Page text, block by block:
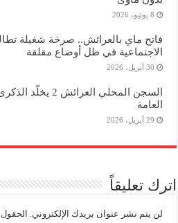
8 يونيو، 2026
فاتح ماي بالعرائش.. صرخة شغيلة
الاجتماعية في ظل أوضاع مقلقة
30 أبريل، 2026
العامة
29 أبريل، 2026
اترك تعليقاً
لن يتم نشر عنوان بريدك الإلكتروني. الحقول